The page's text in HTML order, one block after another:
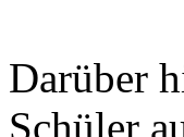
Darüber
Schüler